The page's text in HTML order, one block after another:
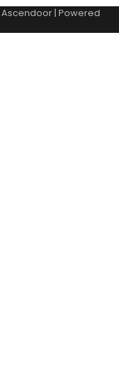
Ascendoor| Powered